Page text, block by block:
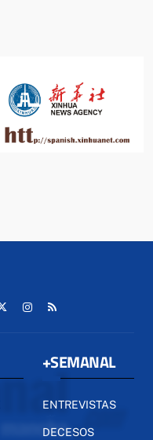
+SEMANAL
ENTREVISTAS
DECESOS